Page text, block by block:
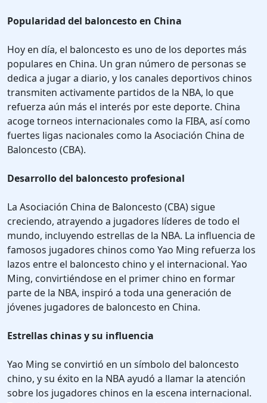
Popularidad del baloncesto en China
Hoy en día, el baloncesto es uno de los deportes más
populares en China. Un gran número de personas se
dedica a jugar a diario, y los canales deportivos chinos
transmiten activamente partidos de la NBA, lo que
refuerza aún más el interés por este deporte. China
acoge torneos internacionales como la FIBA, así como
fuertes ligas nacionales como la Asociación China de
Baloncesto (CBA).
Desarrollo del baloncesto profesional
La Asociación China de Baloncesto (CBA) sigue
creciendo, atrayendo a jugadores líderes de todo el
mundo, incluyendo estrellas de la NBA. La influencia de
famosos jugadores chinos como Yao Ming refuerza los
lazos entre el baloncesto chino y el internacional. Yao
Ming, convirtiéndose en el primer chino en formar
parte de la NBA, inspiró a toda una generación de
jóvenes jugadores de baloncesto en China.
Estrellas chinas y su influencia
Yao Ming se convirtió en un símbolo del baloncesto
chino, y su éxito en la NBA ayudó a llamar la atención
sobre los jugadores chinos en la escena internacional.